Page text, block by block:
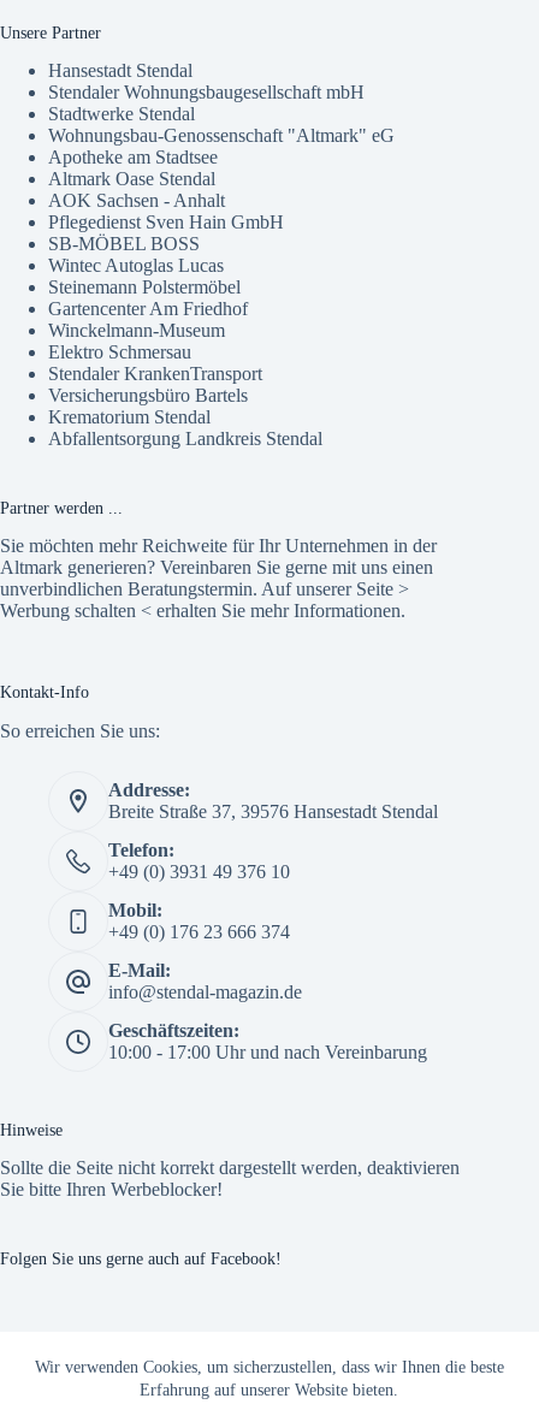
Wir verwenden Cookies, um sicherzustellen, dass wir Ihnen die beste
Erfahrung auf unserer Website bieten.
Unsere Partner
Hansestadt Stendal
Stendaler Wohnungsbaugesellschaft mbH
Stadtwerke Stendal
Wohnungsbau-Genossenschaft "Altmark" eG
Apotheke am Stadtsee
Altmark Oase Stendal
AOK Sachsen - Anhalt
Pflegedienst Sven Hain GmbH
SB-MÖBEL BOSS
Wintec Autoglas Lucas
Steinemann Polstermöbel
Gartencenter Am Friedhof
Winckelmann-Museum
Elektro Schmersau
Stendaler KrankenTransport
Versicherungsbüro Bartels
Krematorium Stendal
Abfallentsorgung Landkreis Stendal
Partner werden ...
Sie möchten mehr Reichweite für Ihr Unternehmen in der
Altmark generieren? Vereinbaren Sie gerne mit uns einen
unverbindlichen Beratungstermin. Auf unserer Seite >
Werbung schalten < erhalten Sie mehr Informationen.
Kontakt-Info
So erreichen Sie uns:
Addresse:
Breite Straße 37, 39576 Hansestadt Stendal
Telefon:
+49 (0) 3931 49 376 10
Mobil:
+49 (0) 176 23 666 374
E-Mail:
info@stendal-magazin.de
Geschäftszeiten:
10:00 - 17:00 Uhr und nach Vereinbarung
Hinweise
Sollte die Seite nicht korrekt dargestellt werden, deaktivieren
Sie bitte Ihren Werbeblocker!
Folgen Sie uns gerne auch auf Facebook!